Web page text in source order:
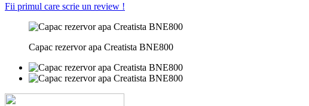
Fii primul care scrie un review !
Capac rezervor apa Creatista BNE800